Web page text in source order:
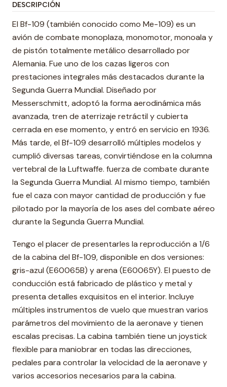
DESCRIPCIÓN
El Bf-109 (también conocido como Me-109) es un
avión de combate monoplaza, monomotor, monoala y
de pistón totalmente metálico desarrollado por
Alemania. Fue uno de los cazas ligeros con
prestaciones integrales más destacados durante la
Segunda Guerra Mundial. Diseñado por
Messerschmitt, adoptó la forma aerodinámica más
avanzada, tren de aterrizaje retráctil y cubierta
cerrada en ese momento, y entró en servicio en 1936.
Más tarde, el Bf-109 desarrolló múltiples modelos y
cumplió diversas tareas, convirtiéndose en la columna
vertebral de la Luftwaffe. fuerza de combate durante
la Segunda Guerra Mundial. Al mismo tiempo, también
fue el caza con mayor cantidad de producción y fue
pilotado por la mayoría de los ases del combate aéreo
durante la Segunda Guerra Mundial.
Tengo el placer de presentarles la reproducción a 1/6
de la cabina del Bf-109, disponible en dos versiones:
gris-azul (E60065B) y arena (E60065Y). El puesto de
conducción está fabricado de plástico y metal y
presenta detalles exquisitos en el interior. Incluye
múltiples instrumentos de vuelo que muestran varios
parámetros del movimiento de la aeronave y tienen
escalas precisas. La cabina también tiene un joystick
flexible para maniobrar en todas las direcciones,
pedales para controlar la velocidad de la aeronave y
varios accesorios necesarios para la cabina.